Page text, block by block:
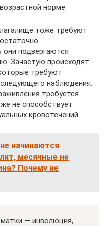
норме.
тоже требуют
подвергаются
Зачастую происходят
требуют
наблюдения.
требуется
не способствует
кровотечений.
начинаются
месячные не
Почему не
— инволюция,